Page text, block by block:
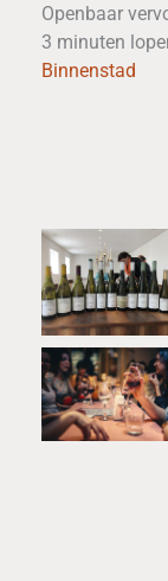
Openbaar
3 minuten
Binnenstad